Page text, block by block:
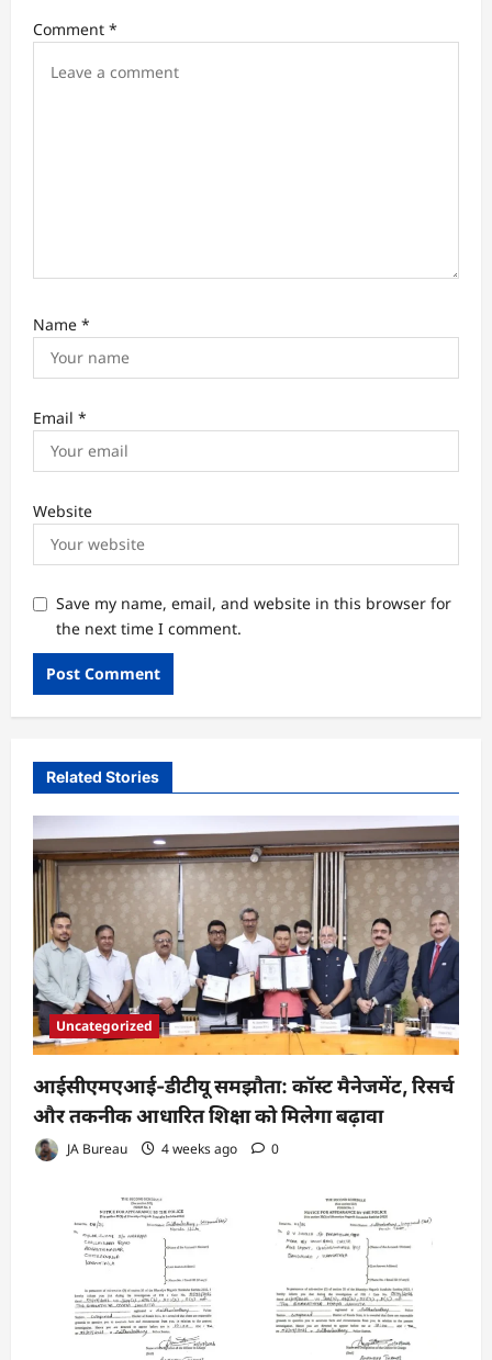
i
Comment *
Name *
Email *
Website
Save my name, email, and website in this browser for
the next time I comment.
Related Stories
Uncategorized
आईसीएमएआई-डीटीयू समझौता: कॉस्ट मैनेजमेंट, रिसर्च
और तकनीक आधारित शिक्षा को मिलेगा बढ़ावा
JA Bureau 4 weeks ago 0